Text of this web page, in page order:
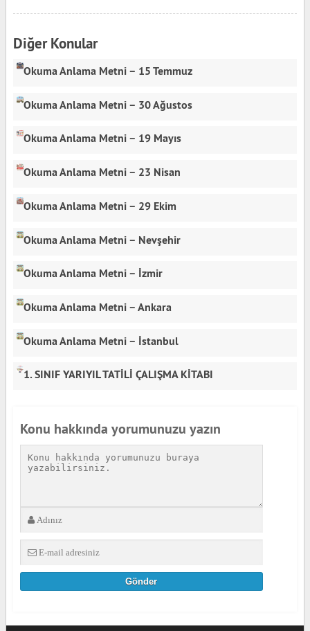
Diğer Konular
Okuma Anlama Metni – 15 Temmuz
Okuma Anlama Metni – 30 Ağustos
Okuma Anlama Metni – 19 Mayıs
Okuma Anlama Metni – 23 Nisan
Okuma Anlama Metni – 29 Ekim
Okuma Anlama Metni – Nevşehir
Okuma Anlama Metni – İzmir
Okuma Anlama Metni – Ankara
Okuma Anlama Metni – İstanbul
1. SINIF YARIYIL TATİLİ ÇALIŞMA KİTABI
Konu hakkında yorumunuzu yazın